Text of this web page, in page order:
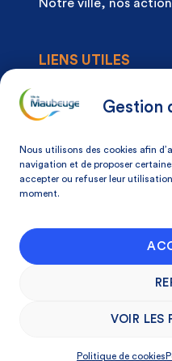
Gestion
Nous utilisons des cookies afin
navigation et de proposer
accepter ou refuser leur
moment.
VOIR LES
Politique de cookies
Notre ville, nos
LIENS UTILES
Actualités
Articles à la une
Mon espace citoyen
Mon avis, ma ville
NOS
Maubeuge, France